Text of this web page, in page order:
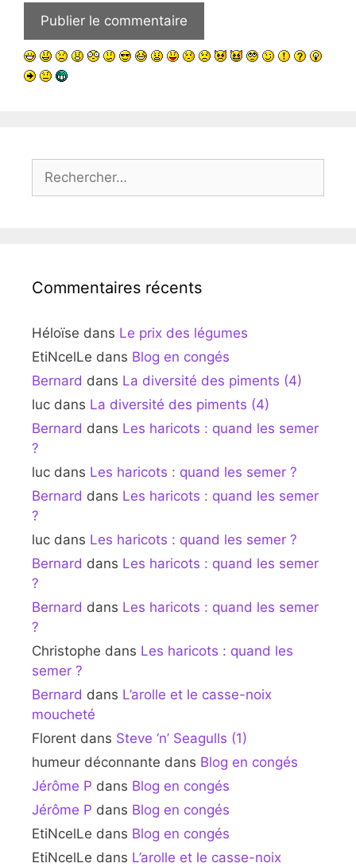
Rechercher :
Commentaires récents
Héloïse dans Le prix des légumes
EtiNcelLe dans Blog en congés
Bernard dans La diversité des piments (4)
luc dans La diversité des piments (4)
Bernard dans Les haricots : quand les semer
?
luc dans Les haricots : quand les semer ?
Bernard dans Les haricots : quand les semer
?
luc dans Les haricots : quand les semer ?
Bernard dans Les haricots : quand les semer
?
Bernard dans Les haricots : quand les semer
?
Christophe dans Les haricots : quand les
semer ?
Bernard dans L’arolle et le casse-noix
moucheté
Florent dans Steve ‘n’ Seagulls (1)
humeur déconnante dans Blog en congés
Jérôme P dans Blog en congés
Jérôme P dans Blog en congés
EtiNcelLe dans Blog en congés
EtiNcelLe dans L’arolle et le casse-noix